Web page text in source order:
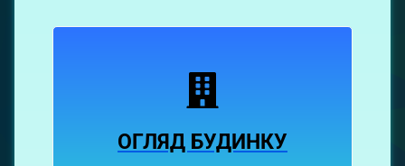
ОГЛЯД БУДИНКУ